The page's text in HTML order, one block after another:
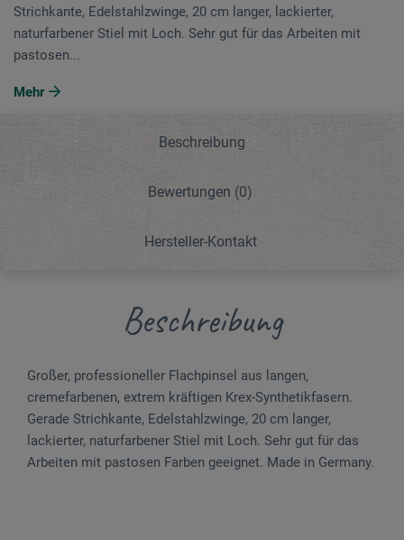
Strichkante, Edel­stahlzwinge, 20 cm langer, lackierter,
naturfarbener Stiel mit Loch. Sehr gut für das Ar­beiten mit
pastosen...
Mehr
Beschreibung
Bewertungen (0)
Hersteller-Kontakt
Beschreibung
Großer, professioneller Flachpinsel aus langen,
cremefarbenen, extrem kräftigen Krex-Synthetikfasern.
Gerade Strichkante, Edel­stahlzwinge, 20 cm langer,
lackierter, naturfarbener Stiel mit Loch. Sehr gut für das
Ar­beiten mit pastosen Farben geeignet. Made in Germany.